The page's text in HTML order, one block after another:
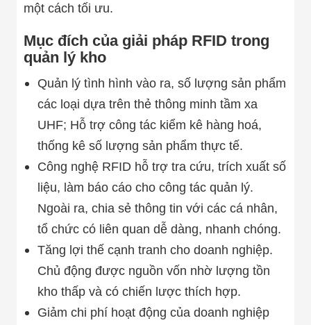
một cách tối ưu.
Mục đích của giải pháp RFID trong
quản lý kho
Quản lý tình hình vào ra, số lượng sản phẩm
các loại dựa trên thẻ thông minh tầm xa
UHF; Hỗ trợ công tác kiểm kê hàng hoá,
thống kê số lượng sản phẩm thực tế.
Công nghệ RFID hỗ trợ tra cứu, trích xuất số
liệu, làm báo cáo cho công tác quản lý.
Ngoài ra, chia sẻ thông tin với các cá nhân,
tổ chức có liên quan dễ dàng, nhanh chóng.
Tăng lợi thế cạnh tranh cho doanh nghiệp.
Chủ động được nguồn vốn nhờ lượng tồn
kho thấp và có chiến lược thích hợp.
Giảm chi phí hoạt động của doanh nghiệp